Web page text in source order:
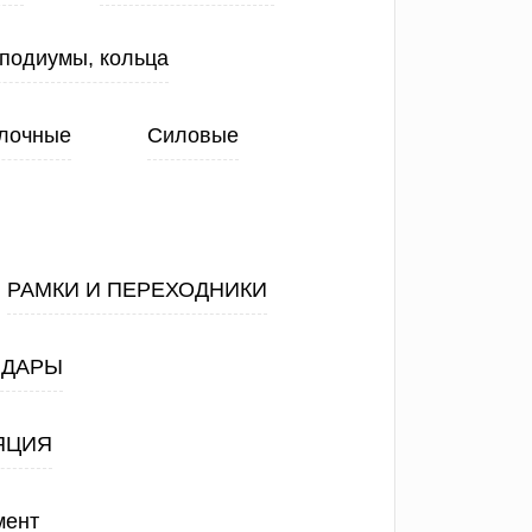
кольца
Силовые
РАМКИ И ПЕРЕХОДНИКИ